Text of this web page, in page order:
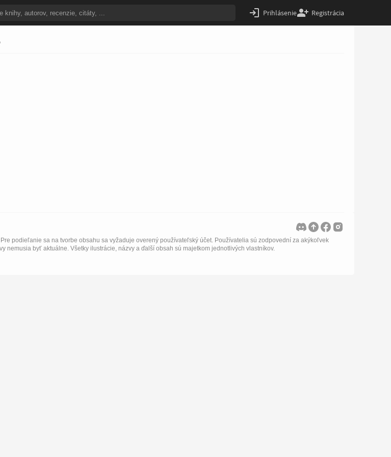
Prihlásenie Registrácia
podieľanie sa na tvorbe obsahu sa vyžaduje overený používateľský účet. Používatelia sú zodpovední za akýkoľvek
nemusia byť aktuálne. Všetky ilustrácie, názvy a ďalší obsah sú majetkom jednotlivých vlastníkov.